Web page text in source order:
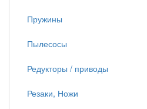
Пружины
Пылесосы
Редукторы / приводы
Резаки, Ножи